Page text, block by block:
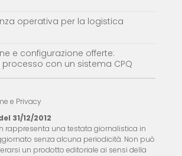
operativa per la logistica
e configurazione offerte:
processo con un sistema CPQ
e Privacy
31/12/2012
rappresenta una testata giornalistica in
senza alcuna periodicità. Non può
un prodotto editoriale ai sensi della